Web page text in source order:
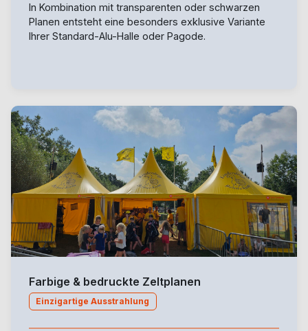
In Kombination mit transparenten oder schwarzen
Planen entsteht eine besonders exklusive Variante
Ihrer Standard-Alu-Halle oder Pagode.
Farbige & bedruckte Zeltplanen
Einzigartige Ausstrahlung